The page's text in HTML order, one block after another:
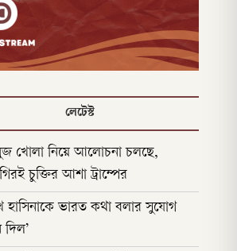
লেটেস্ট
খোলা নিয়ে আলোচনা চলছে,
চুক্তির আশা ট্রাম্পের
হাসিনাকে ভারত কথা বলার সুযোগ
দিল’